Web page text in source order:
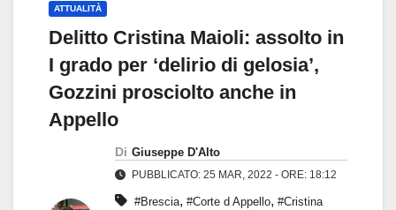
ATTUALITÀ
Delitto Cristina Maioli: assolto in
I grado per ‘delirio di gelosia’,
Gozzini prosciolto anche in
Appello
Di Giuseppe D'Alto
PUBBLICATO: 25 MAR, 2022 - ORE: 18:12
#Brescia, #Corte d Appello, #Cristina